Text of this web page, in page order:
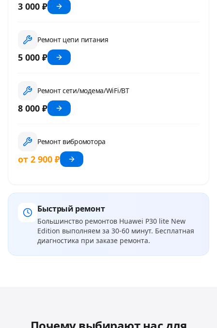
3 000 ₽
Ремонт цепи питания
5 000 ₽
Ремонт сети/модема/WiFi/BT
8 000 ₽
Ремонт вибромотора
от 2 900 ₽
Быстрый ремонт
Большинство ремонтов Huawei P30 lite New
Edition выполняем за 30-60 минут. Бесплатная
диагностика при заказе ремонта.